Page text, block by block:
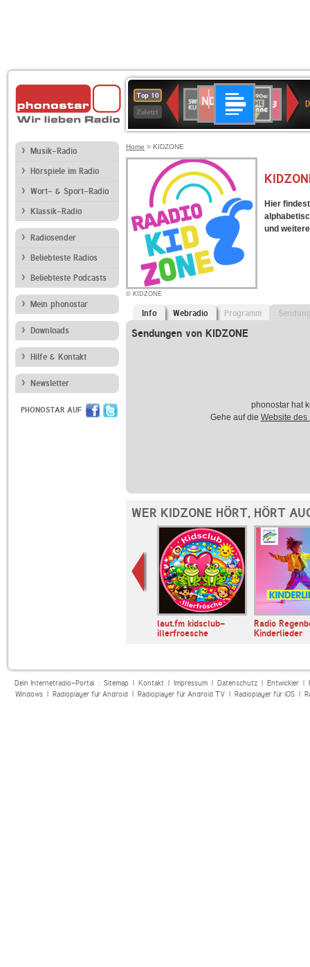
Top 10
Zuletzt
Deutschlandfunk
80er
90er
OLDIE
ANTENNE
SWR3
SWR
Kultur
2
Musik-Radio
Hörspiele im Radio
Wort- & Sport-Radio
Klassik-Radio
Radiosender
Beliebteste Radios
Beliebteste Podcasts
Mein phonostar
Downloads
Hilfe & Kontakt
Newsletter
PHONOSTAR AUF
Home > KIDZONE
© KIDZONE
Hier
und
Info Webradio Programm
Sendungen von KIDZONE
phonostar hat
Gehe auf die Website des
WER KIDZONE HÖRT, HÖRT
laut.fm kidsclub-
illerfroesche
Radio
Kinderlieder
Dein Internetradio-Portal : Sitemap| Kontakt| Impressum| Datenschutz| Entwickler|
Windows| Radioplayer für Android| Radioplayer für Android TV| Radioplayer für iOS|